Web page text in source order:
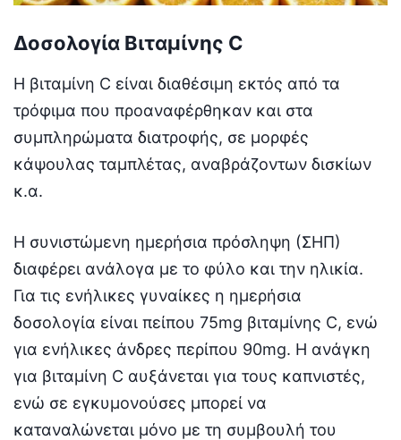
Δοσολογία Βιταμίνης C
H βιταμίνη C είναι διαθέσιμη εκτός από τα
τρόφιμα που προαναφέρθηκαν και στα
συμπληρώματα διατροφής, σε μορφές
κάψουλας ταμπλέτας, αναβράζοντων δισκίων
κ.α.
Η συνιστώμενη ημερήσια πρόσληψη (ΣΗΠ)
διαφέρει ανάλογα με το φύλο και την ηλικία.
Για τις ενήλικες γυναίκες η ημερήσια
δοσολογία είναι πείπου 75mg βιταμίνης C, ενώ
για ενήλικες άνδρες περίπου 90mg. H ανάγκη
για βιταμίνη C αυξάνεται για τους καπνιστές,
ενώ σε εγκυμονούσες μπορεί να
καταναλώνεται μόνο με τη συμβουλή του